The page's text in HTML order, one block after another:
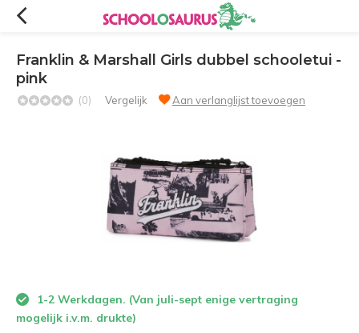
Franklin & Marshall Girls dubbel schooletui -
pink
(0) Vergelijk Aan verlanglijst toevoegen
1-2 Werkdagen. (Van juli-sept enige vertraging
mogelijk i.v.m. drukte)